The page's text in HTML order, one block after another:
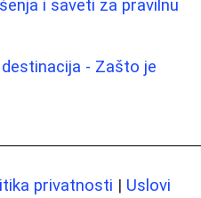
i saveti za pravilnu
- Zašto je
privatnosti | Uslovi